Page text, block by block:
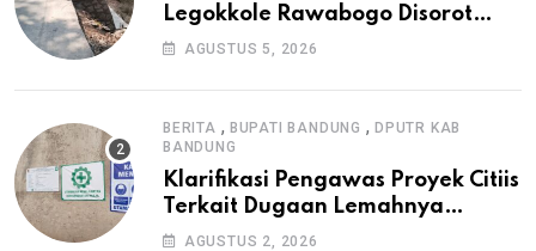
Legokkole Rawabogo Disorot
Warga, Selesai Tanpa Papan
AGUSTUS 5, 2026
BERITA , BUPATI BANDUNG ,DPUTR KAB
BANDUNG
Klarifikasi Pengawas Proyek Citiis
Terkait Dugaan Lemahnya
Pengawasan K3
AGUSTUS 2, 2026